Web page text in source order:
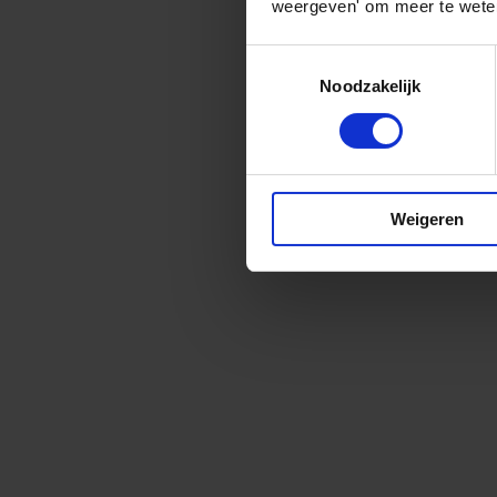
weergeven' om meer te
Noodzakelijk
Weigeren